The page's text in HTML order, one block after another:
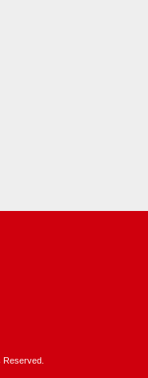
Reserved.